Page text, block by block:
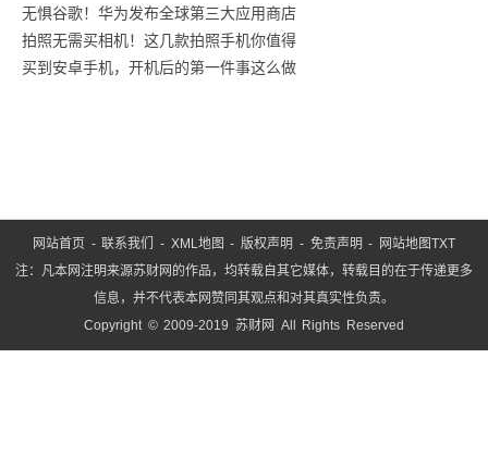
无惧谷歌！华为发布全球第三大应用商店
拍照无需买相机！这几款拍照手机你值得
买到安卓手机，开机后的第一件事这么做
网站首页 -联系我们 - XML地图 -版权声明 - 免责声明 - 网站地图TXT
注：凡本网注明来源苏财网的作品，均转载自其它媒体，转载目的在于传递更多
信息，并不代表本网赞同其观点和对其真实性负责。
Copyright © 2009-2019 苏财网 All Rights Reserved